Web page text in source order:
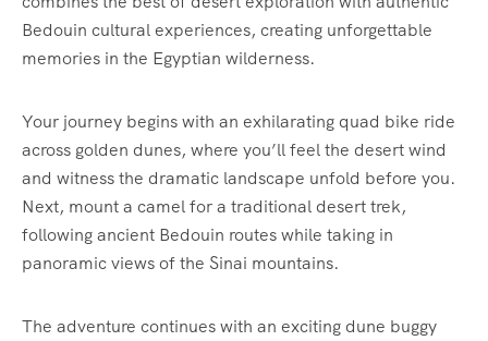
Bedouin cultural experiences, creating unforgettable
memories in the Egyptian wilderness.
Your journey begins with an exhilarating quad bike ride
across golden dunes, where you’ll feel the desert wind
and witness the dramatic landscape unfold before you.
Next, mount a camel for a traditional desert trek,
following ancient Bedouin routes while taking in
panoramic views of the Sinai mountains.
The adventure continues with an exciting dune buggy